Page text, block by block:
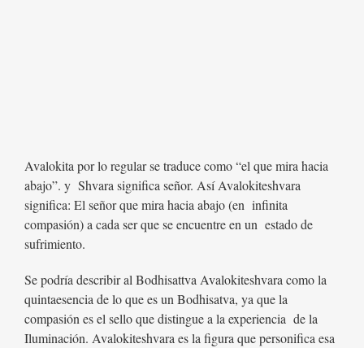
Avalokita por lo regular se traduce como “el que mira hacia
abajo”. y Shvara significa señor. Así Avalokiteshvara
significa: El señor que mira hacia abajo (en infinita
compasión) a cada ser que se encuentre en un estado de
sufrimiento.
Se podría describir al Bodhisattva Avalokiteshvara como la
quintaesencia de lo que es un Bodhisatva, ya que la
compasión es el sello que distingue a la experiencia de la
Iluminación. Avalokiteshvara es la figura que personifica esa